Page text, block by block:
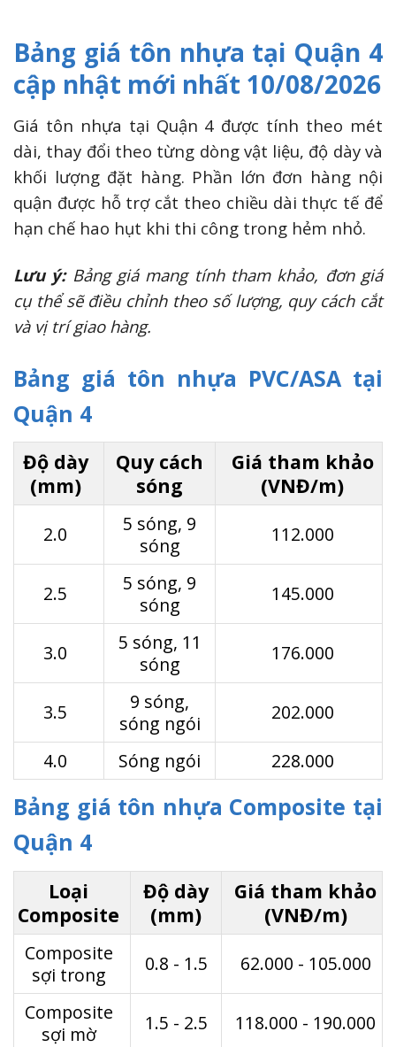
Bảng giá tôn nhựa tại Quận 4
cập nhật mới nhất 10/08/2026
Giá tôn nhựa tại Quận 4 được tính theo mét
dài, thay đổi theo từng dòng vật liệu, độ dày và
khối lượng đặt hàng. Phần lớn đơn hàng nội
quận được hỗ trợ cắt theo chiều dài thực tế để
hạn chế hao hụt khi thi công trong hẻm nhỏ.
Lưu ý: Bảng giá mang tính tham khảo, đơn giá
cụ thể sẽ điều chỉnh theo số lượng, quy cách cắt
và vị trí giao hàng.
Bảng giá tôn nhựa PVC/ASA tại
Quận 4
Độ dày
(mm)
Quy cách
sóng
Giá tham khảo
(VNĐ/m)
2.0
5 sóng, 9
sóng
112.000
2.5
5 sóng, 9
sóng
145.000
3.0
5 sóng, 11
sóng
176.000
3.5
9 sóng,
sóng ngói
202.000
4.0 Sóng ngói 228.000
Bảng giá tôn nhựa Composite tại
Quận 4
Loại
Composite
Độ dày
(mm)
Giá tham khảo
(VNĐ/m)
Composite
sợi trong
0.8 - 1.5 62.000 - 105.000
Composite
sợi mờ
1.5 - 2.5 118.000 - 190.000